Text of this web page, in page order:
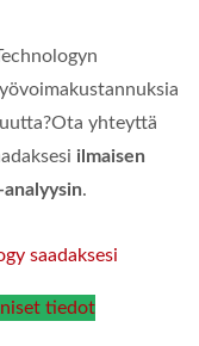
yhteyttä
ilmaisen
.
saadaksesi
tiedot